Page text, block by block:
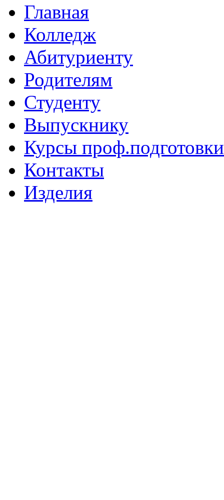
Главная
Колледж
Абитуриенту
Родителям
Студенту
Выпускнику
Курсы проф.подготовки
Контакты
Изделия